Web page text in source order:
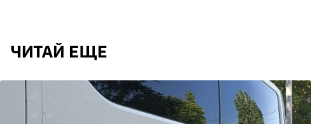
ЧИТАЙ ЕЩЕ